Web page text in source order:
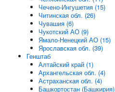
Чечено-Ингушетия (15)
Читинская обл. (26)
Чувашия (6)
Чукотский АО (9)
Ямало-Ненецкий АО (15)
Ярославская обл. (39)
Генштаб
Алтайский край (1)
Архангельская обл. (4)
Астраханская обл. (4)
Башкортостан (Башкирия)